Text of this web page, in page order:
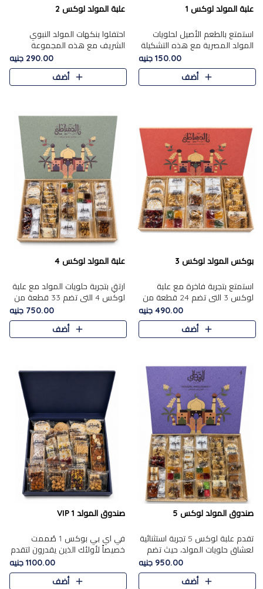
علبة المولد لوكس 1
استمتع بالطعم الأصيل لحلويات
المولد المصرية مع هذه التشكيلة
المختارة بعناية من 9 قطع. تتضمن
التشكيلة جوزرية مع فول،ملبان
150.00 جنيه
أضف
علبة المولد لوكس 2
احتفلوا بنكهات المولد النبوي
الشريف مع هذه المجموعة
الفاخرة المكونة من 19 قطعة،
والتي تم اختيارها بعناية فائقة لتُبرز
تشكيلة واسعة من الحلويات
290.00 جنيه
أضف
بوكس المولد لوكس 3
استمتع بتجربة فاخرة مع علبة
لوكس 3 التي تضم 24 قطعة من
أشهر حلويات المولد الشرقية
المختارة بعناية. تحتوي التشكيلة
على الجزرية بالفول، والملب..
490.00 جنيه
أضف
علبة المولد لوكس 4
ارتقِ بتجربة حلويات المولد مع علبة
لوكس 4 التي تضم 33 قطعة من
تشكيلة فاخرة ومتنوعة من أشهر
الأصناف الشرقية. تحتوي العلبة على
الجزرية بالفول،..
750.00 جنيه
أضف
صندوق المولد لوكس 5
تقدم علبة لوكس 5 تجربة استثنائية
لعشاق حلويات المولد، حيث تضم
42 قطعة من تشكيلة فاخرة تجمع
بين أشهر الأصناف التقليدية وأصناف
مميزة مختارة بع..
950.00 جنيه
أضف
صندوق المولد VIP 1
في اي بي بوكس 1 صُممت
خصيصاً لأولئك الذين يقدرون لتقدم
تجربة استثنائية بوكس تجمع بين
أفخر حلويات المولد المصري مع
تشكيلة مختارة من الأصناف ..
1100.00 جنيه
أضف